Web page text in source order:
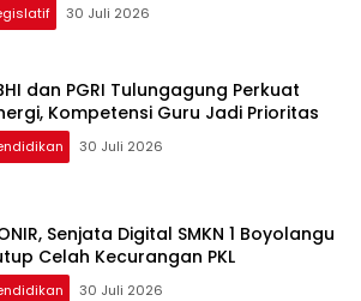
30 Juli 2026
dan PGRI Tulungagung Perkuat
Kompetensi Guru Jadi Prioritas
30 Juli 2026
Senjata Digital SMKN 1 Boyolangu
Celah Kecurangan PKL
30 Juli 2026